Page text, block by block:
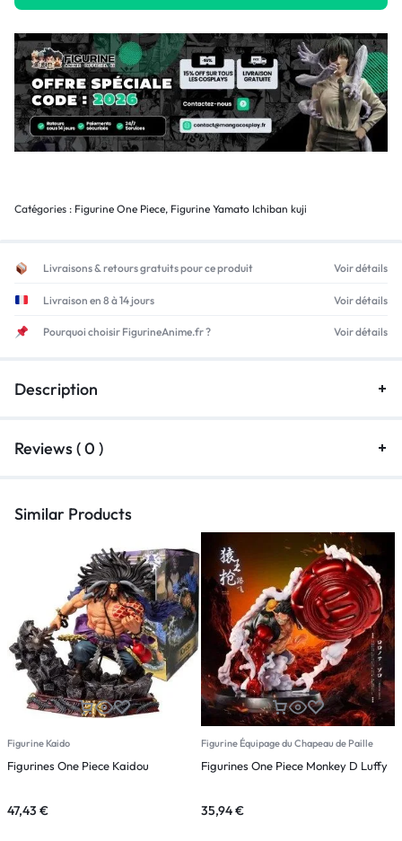
Catégories : Figurine One Piece, Figurine Yamato Ichiban kuji
Livraisons & retours gratuits pour ce produit Voir détails
Livraison en 8 à 14 jours Voir détails
Pourquoi choisir FigurineAnime.fr ? Voir détails
Description
Reviews ( 0 )
Similar Products
Figurine Kaido
Figurines One Piece Kaidou
47,43 €
Figurine Équipage du Chapeau de Paille
Figurines One Piece Monkey D Luffy
35,94€